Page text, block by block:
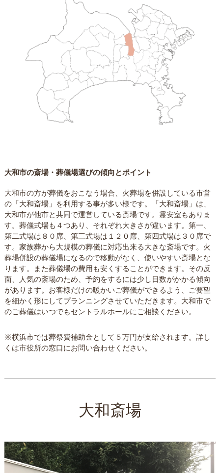
大和市の斎場・葬儀場選びの傾向とポイント
大和市の方が葬儀をおこなう場合、火葬場を併設している市営
の「大和斎場」を利用する事が多い様です。「大和斎場」は、
大和市が他市と共同で運営している斎場です。霊安室もありま
す。葬儀式場も４つあり、それぞれ大きさが違います。第一、
第二式場は８０席、第三式場は１２０席、第四式場は３０席で
す。家族葬から大規模の葬儀に対応出来る大きな斎場です。火
葬場併設の葬儀場になるので移動がなく、使いやすい斎場とな
ります。また葬儀場の費用も安くすることができます。その反
面、人気の斎場のため、予約をするには少し日数がかかる傾向
があります。お客様だけの暖かいご葬儀ができるよう、ご要望
を細かく形にしてプランニングさせていただきます。大和市で
のご葬儀はいつでもセントラルホールにご相談ください。
※横浜市では葬祭費補助金として５万円が支給されます。詳し
くは市役所の窓口にお問い合わせください。
大和斎場